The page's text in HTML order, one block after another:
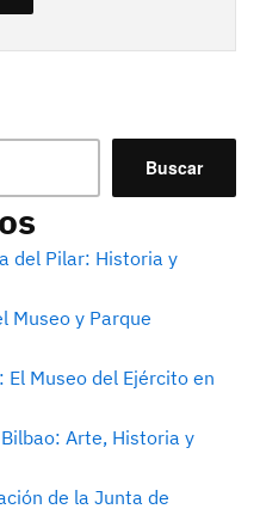
Buscar
del Pilar: Historia y
Museo y Parque
Museo del Ejército en
Arte, Historia y
de la Junta de